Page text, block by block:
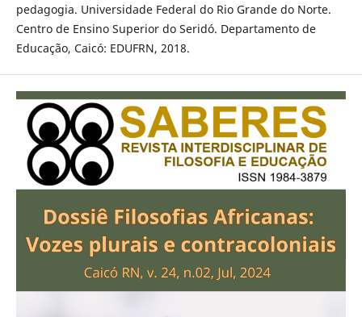
pedagogia. Universidade Federal do Rio Grande do Norte.
Centro de Ensino Superior do Seridó. Departamento de
Educação, Caicó: EDUFRN, 2018.